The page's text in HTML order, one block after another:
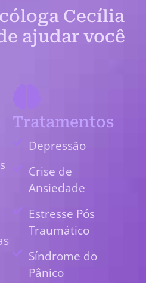
Cecília
ajudar você
Tratamentos
Depressão
Crise de
Ansiedade
Estresse Pós
Traumático
Síndrome do
Pânico